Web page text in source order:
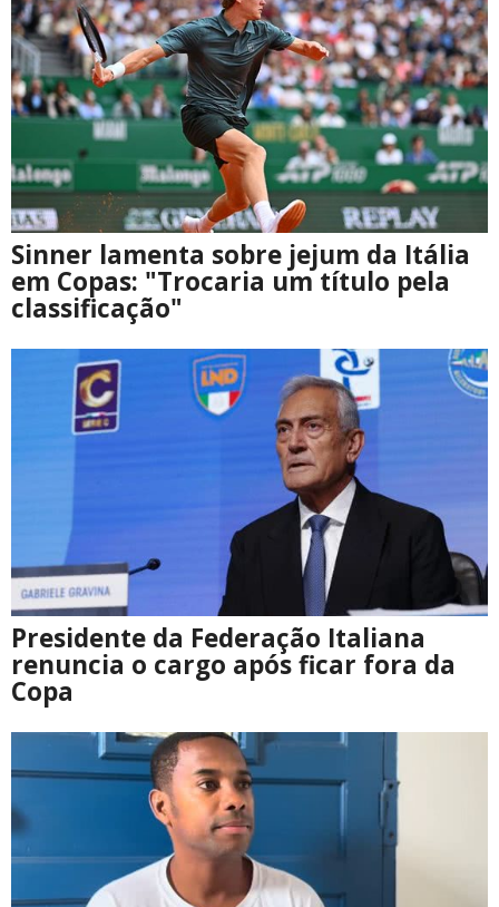
Sinner lamenta sobre jejum da Itália
em Copas: "Trocaria um título pela
classificação"
Presidente da Federação Italiana
renuncia o cargo após ficar fora da
Copa